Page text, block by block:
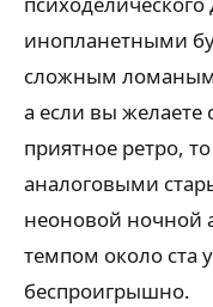
инопланетными
сложным
а если вы желаете
приятное ретро,
аналоговыми
неоновой ночной
темпом около ста
беспроигрышно.